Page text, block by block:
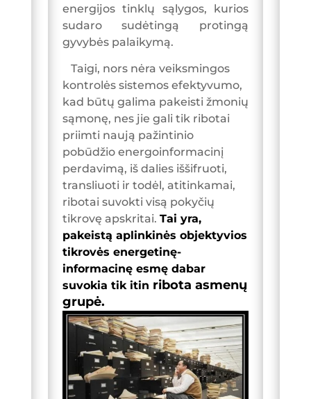
energijos tinklų sąlygos, kurios
sudaro sudėtingą protingą
gyvybės palaikymą.
Taigi, nors nėra veiksmingos
kontrolės sistemos efektyvumo,
kad būtų galima pakeisti žmonių
sąmonę, nes jie gali tik ribotai
priimti naują pažintinio
pobūdžio energoinformacinį
perdavimą, iš dalies iššifruoti,
transliuoti ir todėl, atitinkamai,
ribotai suvokti visą pokyčių
tikrovę apskritai. Tai yra,
pakeistą aplinkinės objektyvios
tikrovės energetinę-
informacinę esmę dabar
suvokia tik itin ribota asmenų
grupė.